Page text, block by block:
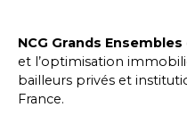
NCG Grands Ensembles
et l’optimisation
bailleurs privés et
France.